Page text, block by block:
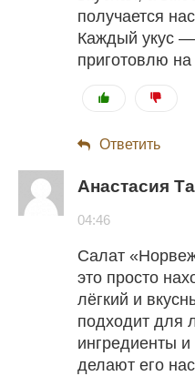
получается
Каждый укус —
приготовлю
Ответить
Анастасия
04:46
Салат
это просто
лёгкий и
подходит для
ингредиенты
делают его